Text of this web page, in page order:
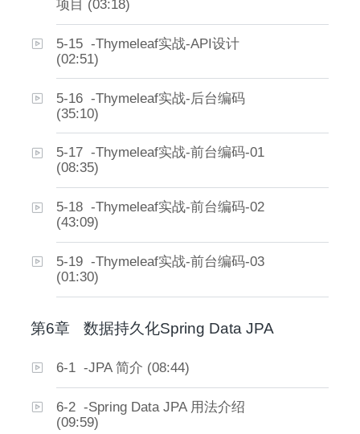
项目 (03:18)
5-15 -Thymeleaf实战-API设计
(02:51)
5-16 -Thymeleaf实战-后台编码
(35:10)
5-17 -Thymeleaf实战-前台编码-01
(08:35)
5-18 -Thymeleaf实战-前台编码-02
(43:09)
5-19 -Thymeleaf实战-前台编码-03
(01:30)
第6章 数据持久化Spring Data JPA
6-1 -JPA 简介 (08:44)
6-2 -Spring Data JPA 用法介绍
(09:59)